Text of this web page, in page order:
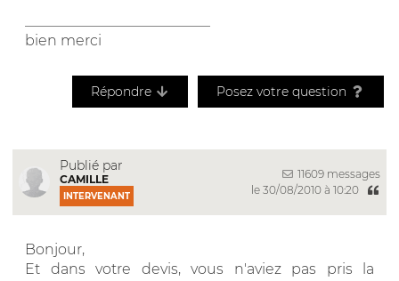
bien merci
Répondre Posez votre question
Publié par
CAMILLE
INTERVENANT
11609 messages
le 30/08/2010 à 10:20
Bonjour,
Et dans votre devis, vous n'aviez pas pris la